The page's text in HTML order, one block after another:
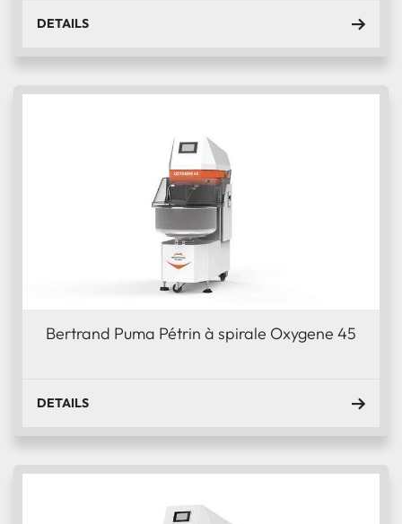
DETAILS
Bertrand Puma Pétrin à spirale Oxygene 45
DETAILS